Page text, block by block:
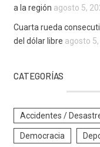
a la región agosto 5,
Cuarta rueda
del dólar libre agosto
CATEGORÍAS
Accidentes /
Democracia